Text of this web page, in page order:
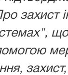
захист